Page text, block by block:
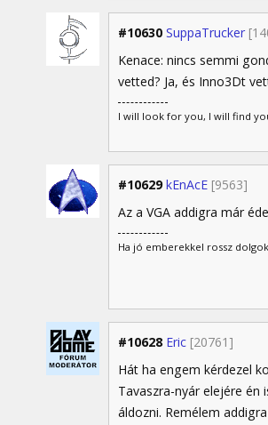
#10630 SuppaTrucker
Kenace: nincs semmi
vetted? Ja, és Inno3Dt
I will look for you, I will find
#10629 kEnAcE [9563]
Az a VGA addigra már
Ha jó emberekkel rossz
#10628 Eric [20761]
Hát ha engem kérdezel
Tavaszra-nyár elejére én
áldozni. Remélem